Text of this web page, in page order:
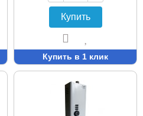
Купить
Купить в 1 клик